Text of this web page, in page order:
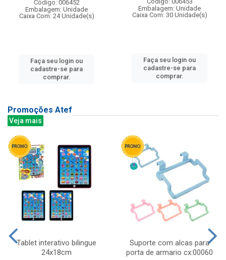
Código: 006452
Embalagem: Unidade
Caixa Com: 24 Unidade(s)
Faça seu login ou
cadastre-se para
comprar.
Embalagem: Unidade
Caixa Com: 30 Unidade(s)
Faça seu login ou
cadastre-se para
comprar.
Promoções Atef
Veja mais
Tablet interativo bilingue
24x18cm
Suporte com alcas para
porta de armario cx:00060